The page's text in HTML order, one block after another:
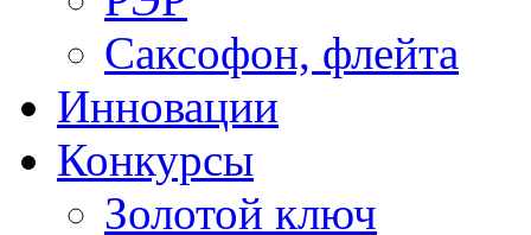
Саксофон, флейта
Инновации
Конкурсы
Золотой ключ